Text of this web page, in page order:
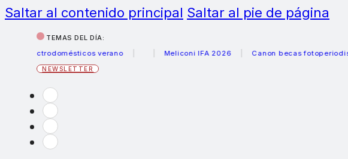
Saltar al contenido principal Saltar al pie de página
TEMAS DEL DÍA:
verano
Meliconi IFA 2026 Canon becas fotoperiodismo
NEWSLETTER